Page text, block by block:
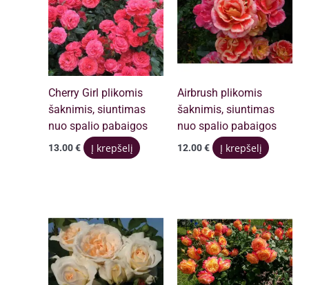
Cherry Girl plikomis
šaknimis, siuntimas
nuo spalio pabaigos
13.00€ Į krepšelį
Airbrush plikomis
šaknimis, siuntimas
nuo spalio pabaigos
12.00€ Į krepšelį